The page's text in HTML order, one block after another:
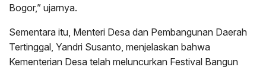
Bogor,” ujarnya.
Sementara itu, Menteri Desa dan Pembangunan Daerah
Tertinggal, Yandri Susanto, menjelaskan bahwa
Kementerian Desa telah meluncurkan Festival Bangun